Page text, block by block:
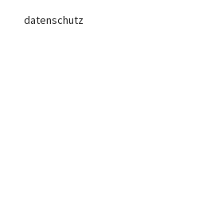
datenschutz